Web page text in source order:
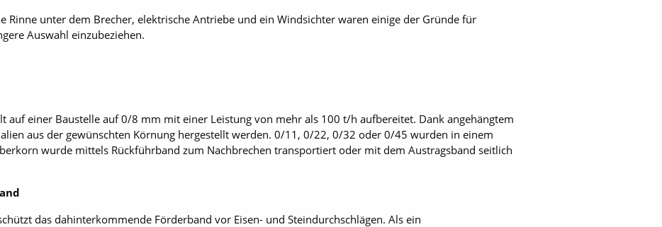
Rinne unter dem Brecher, elektrische Antriebe und ein Windsichter waren einige der Gründe für
Auswahl einzubeziehen.
auf einer Baustelle auf 0/8 mm mit einer Leistung von mehr als 100 t/h aufbereitet. Dank angehängtem
aus der gewünschten Körnung hergestellt werden. 0/11, 0/22, 0/32 oder 0/45 wurden in einem
wurde mittels Rückführband zum Nachbrechen transportiert oder mit dem Austragsband seitlich
das dahinterkommende Förderband vor Eisen- und Steindurchschlägen. Als ein